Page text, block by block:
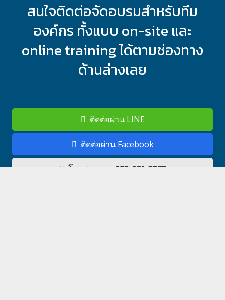
สนใจติดต่อจัดอบรมสำหรับทีม
องค์กร ทั้งแบบ on-site และ
online training ได้ตามช่องทาง
ด้านล่างเลย
ติดต่อผ่าน LINE
ติดต่อผ่าน Facebook
โทรสอบถาม 083-071-3373